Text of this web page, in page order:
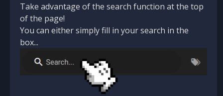
Take advantage of the search function at the top
of the page!
You can either simply fill in your search in the
box...